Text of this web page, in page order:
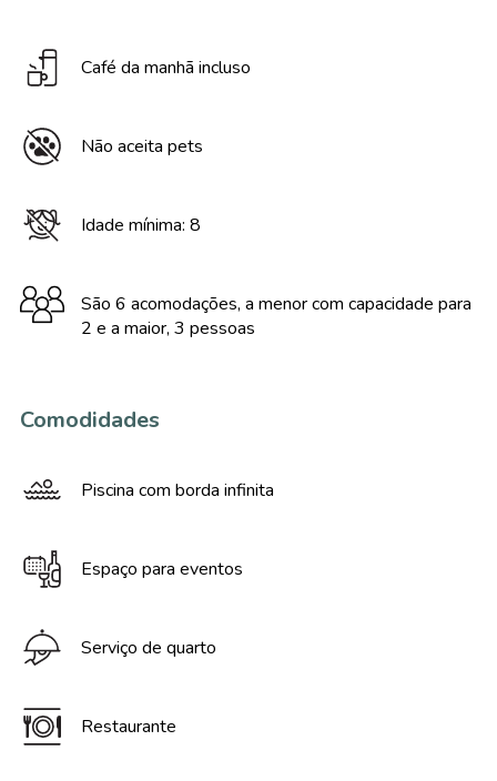
Café da manhã incluso
Não aceita pets
Idade mínima: 8
São 6 acomodações, a menor com capacidade para
2 e a maior, 3 pessoas
Comodidades
Piscina com borda infinita
Espaço para eventos
Serviço de quarto
Restaurante